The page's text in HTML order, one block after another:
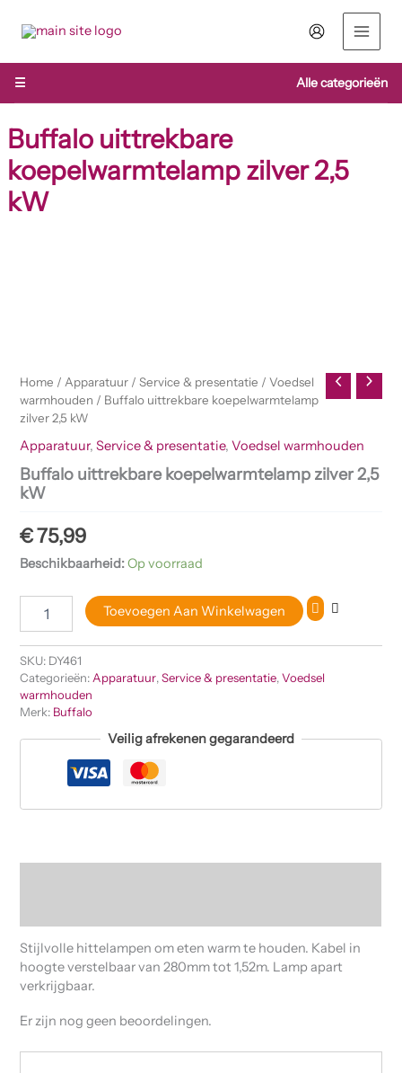
naar
inhoud
☰
Alle categorieën
Buffalo uittrekbare
koepelwarmtelamp zilver 2,5
kW
Home /Apparatuur /Service & presentatie /Voedsel
warmhouden / Buffalo uittrekbare koepelwarmtelamp
zilver 2,5 kW
Apparatuur,Service & presentatie,Voedsel warmhouden
Buffalo uittrekbare koepelwarmtelamp zilver 2,5
kW
€75,99
Beschikbaarheid:Op voorraad
Toevoegen Aan Winkelwagen
SKU: DY461
Categorieën: Apparatuur,Service & presentatie,Voedsel
warmhouden
Merk: Buffalo
Veilig afrekenen gegarandeerd
Stijlvolle hittelampen om eten warm te houden. Kabel in
hoogte verstelbaar van 280mm tot 1,52m. Lamp apart
verkrijgbaar.
Er zijn nog geen beoordelingen.